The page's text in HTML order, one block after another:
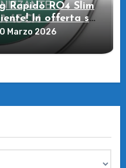
Rapidò RO4 Slim
In offerta su
Marzo 2026